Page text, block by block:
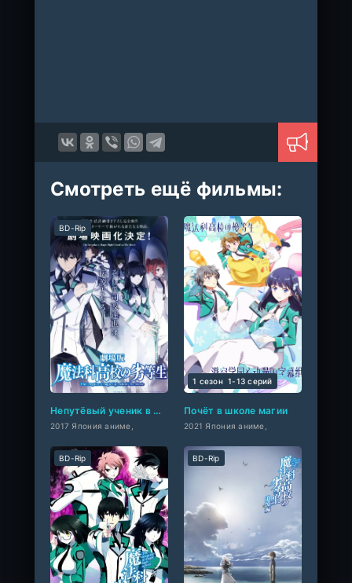
Смотреть ещё фильмы:
Непутёвый ученик в школе магии: Взывающая к звёздам
2017 Япония аниме,
BD-Rip
Почёт в школе магии
2021 Япония аниме,
1 сезон 1-13 cерий
BD-Rip BD-Rip